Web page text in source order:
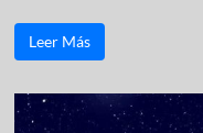
Leer Más